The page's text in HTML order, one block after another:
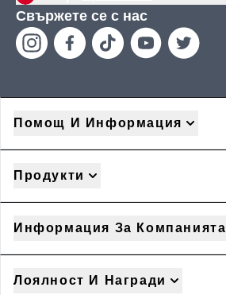
Свържете се с нас
Помощ И Информация
Продукти
Информация За Компанията
Лоялност И Награди